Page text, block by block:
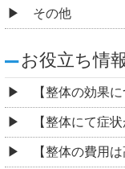
その他
お役立ち情
【整体の効果に
【整体にて症
【整体の費用は